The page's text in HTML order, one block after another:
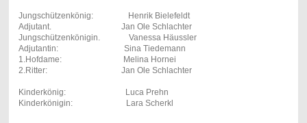
Jungschützenkönig: Henrik Bielefeldt
Adjutant. Jan Ole Schlachter
Jungschützenkönigin. Vanessa Häussler
Adjutantin: Sina Tiedemann
1.Hofdame: Melina Hornei
2.Ritter: Jan Ole Schlachter
Kinderkönig: Luca Prehn
Kinderkönigin: Lara Scherkl